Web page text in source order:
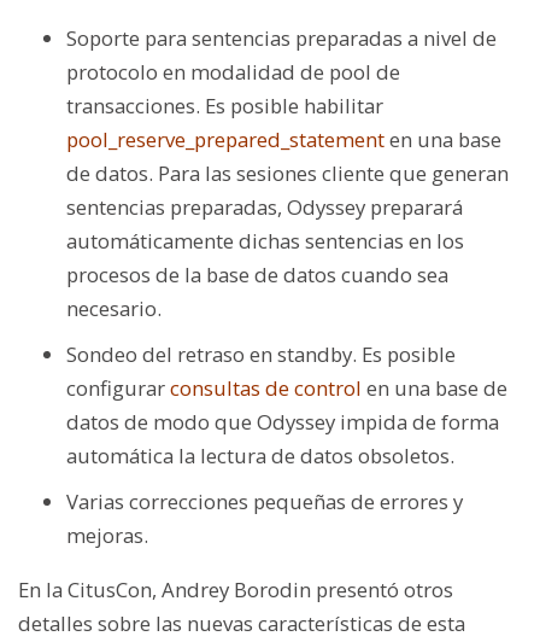
Soporte para sentencias preparadas a nivel de
protocolo en modalidad de pool de
transacciones. Es posible habilitar
pool_reserve_prepared_statementen una base
de datos. Para las sesiones cliente que generan
sentencias preparadas, Odyssey preparará
automáticamente dichas sentencias en los
procesos de la base de datos cuando sea
necesario.
Sondeo del retraso en standby. Es posible
configurarconsultas de control en una base de
datos de modo que Odyssey impida de forma
automática la lectura de datos obsoletos.
Varias correcciones pequeñas de errores y
mejoras.
En la CitusCon, Andrey Borodin presentó otros
detalles sobre las nuevas características de esta